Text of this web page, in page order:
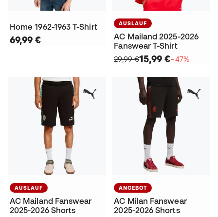
Home 1962-1963 T-Shirt
69,99 €
AUSLAUF
AC Mailand 2025-2026
Fanswear T-Shirt
29,99 €15,99 €−47%
AUSLAUF
AC Mailand Fanswear
2025-2026 Shorts
ANGEBOT
AC Milan Fanswear
2025-2026 Shorts